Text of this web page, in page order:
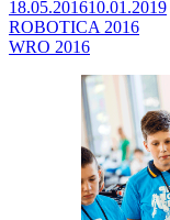
18.05.201610.01.2019
Навігація
записів
ROBOTICA 2016
WRO 2016